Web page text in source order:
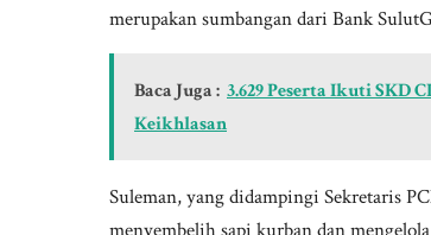
merupakan sumbangan dari Bank
Baca Juga : 3.629 Peserta Ikuti SKD
Keikhlasan
Suleman, yang didampingi Sekretaris